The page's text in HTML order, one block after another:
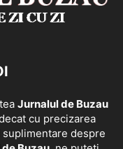
Jurnalul de Buzau
cu precizarea
despre